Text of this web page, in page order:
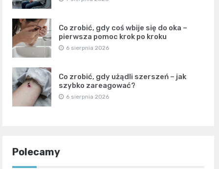
Co zrobić, gdy coś wbije się do oka –
pierwsza pomoc krok po kroku
6 sierpnia 2026
Co zrobić, gdy użądli szerszeń – jak
szybko zareagować?
6 sierpnia 2026
Polecamy